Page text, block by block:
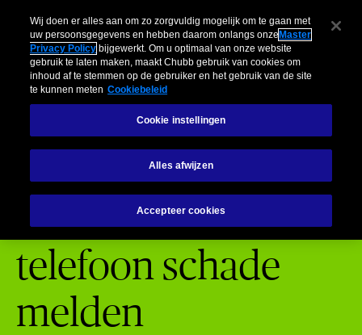
Particulieren Risicomanagement Insights
Uw mobiele telefoon schade melden
Uw mobiele
telefoon schade
melden
Wij doen er alles aan om zo zorgvuldig mogelijk om te gaan met
uw persoonsgegevens en hebben daarom onlangs onze Master
Privacy Policy bijgewerkt. Om u optimaal van onze website
gebruik te laten maken, maakt Chubb gebruik van cookies om
inhoud af te stemmen op de gebruiker en het gebruik van de site
te kunnen meten Cookiebeleid
Cookie instellingen
Alles afwijzen
Accepteer cookies